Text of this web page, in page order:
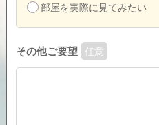
部屋を実際に見てみたい
その他ご要望 任意